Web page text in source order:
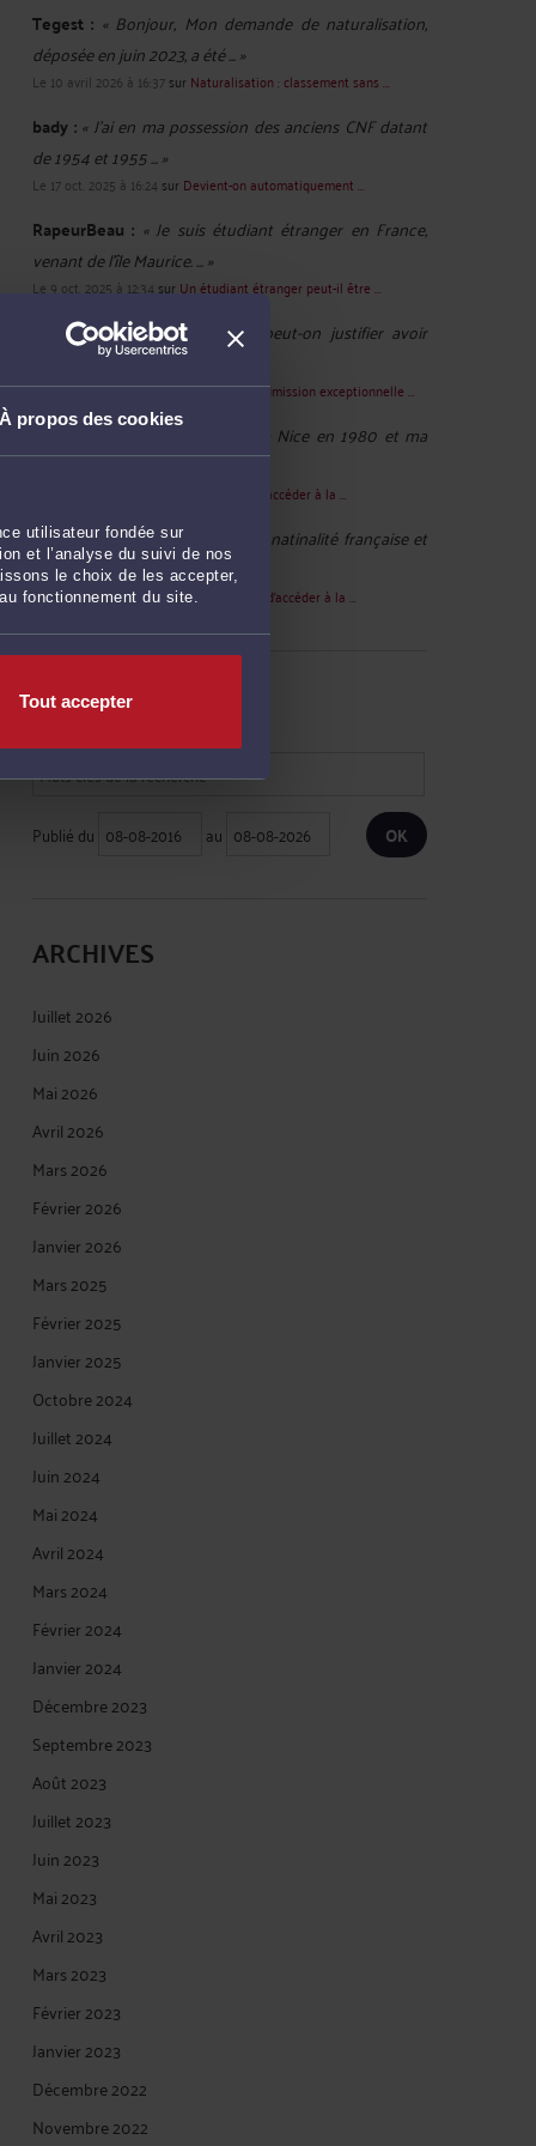
À propos des cookies
utilisateur fondée sur
et l’analyse du suivi de nos
le choix de les accepter,
fonctionnement du site.
Tout accepter
Tegest : « Bonjour, Mon demande de naturalisation,
déposée en juin 2023, a été ... »
Le 10 avril 2026 à 16:37sur Naturalisation : classement sans ...
bady : « J'ai en ma possession des anciens CNF datant
de 1954 et 1955 ... »
Le 17 oct. 2025 à 16:24 sur Devient-on automatiquement ...
RapeurBeau : « Je suis étudiant étranger en France,
venant de l'île Maurice. ... »
Le 9 oct. 2025 à 12:34 sur Un étudiant étranger peut-il être ...
Candy : « Bonjour, Comment peut-on justifier avoir
travaillé au moins 8 mois ... »
Le 20 févr. 2025 à 14:12surDemander l’admission exceptionnelle ...
Ialami : « Bonjour, Je suis née à Nice en 1980 et ma
mère est née en Tunisie ... »
Les moyens d'accéder à la ...
Vally :« Bonjour j'ai demandé la natinalité française et
on m'a ... »
Le 19 août 2024 à 07:08surLes moyens d'accéder à la ...
RECHERCHE
Publié du au
ARCHIVES
Juillet 2026
Juin 2026
Mai 2026
Avril 2026
Mars 2026
Février 2026
Janvier 2026
Mars 2025
Février 2025
Janvier 2025
Octobre 2024
Juillet 2024
Juin 2024
Mai 2024
Avril 2024
Mars 2024
Février 2024
Janvier 2024
Décembre 2023
Septembre 2023
Août 2023
Juillet 2023
Juin 2023
Mai 2023
Avril 2023
Mars 2023
Février 2023
Janvier 2023
Décembre 2022
Novembre 2022